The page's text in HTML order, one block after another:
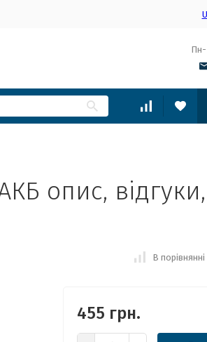
Пн-
опис, відгуки,
В порівнянні
455 грн.